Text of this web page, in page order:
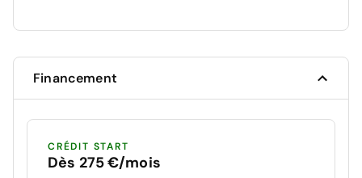
Financement
CRÉDIT START
Dès 275 €/mois